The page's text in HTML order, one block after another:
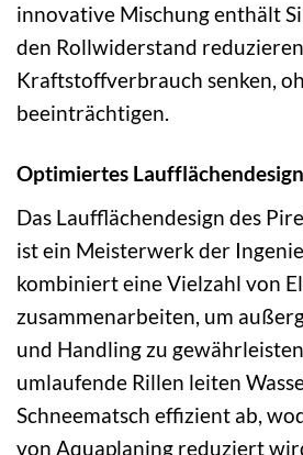
innovative Mischung enthält
den Rollwiderstand
Kraftstoffverbrauch senken,
beeinträchtigen.
Optimiertes Laufflächendesign
Das Laufflächendesign des
ist ein Meisterwerk der
kombiniert eine Vielzahl von
zusammenarbeiten, um
und Handling zu
umlaufende Rillen leiten
Schneematsch effizient ab,
von Aquaplaning reduziert